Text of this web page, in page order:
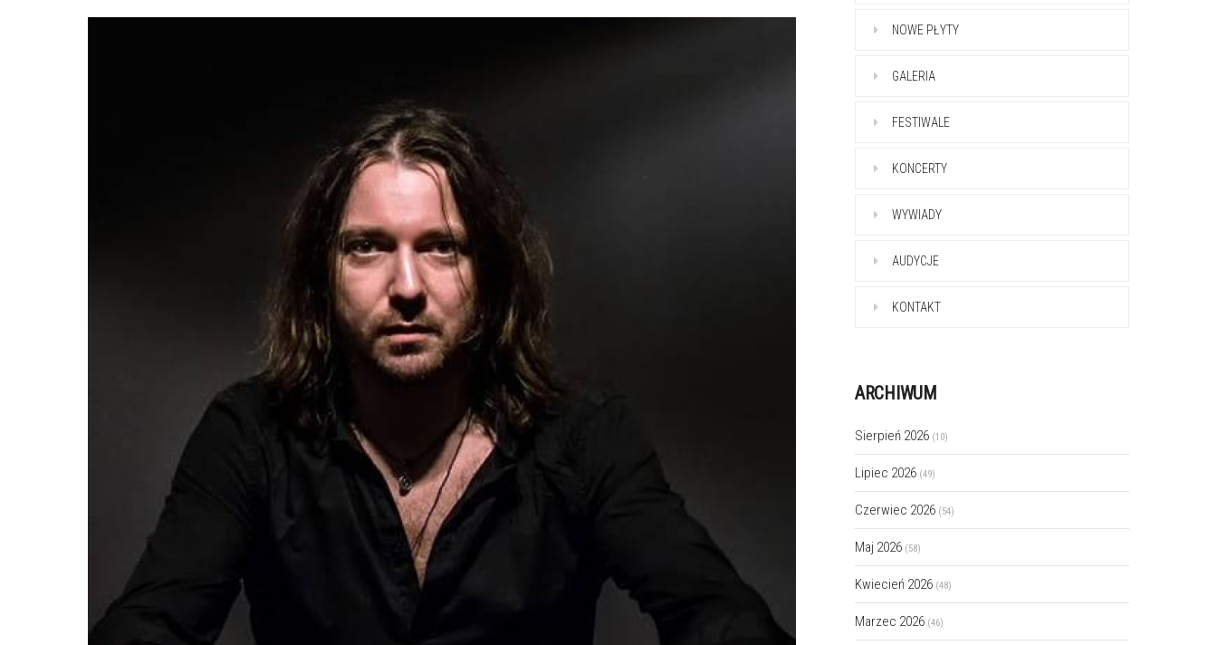
NOWE PŁYTY
GALERIA
FESTIWALE
KONCERTY
WYWIADY
AUDYCJE
KONTAKT
ARCHIWUM
Sierpień 2026 (10)
Lipiec 2026 (49)
Czerwiec 2026 (54)
Maj 2026 (58)
Kwiecień 2026 (48)
Marzec 2026 (46)